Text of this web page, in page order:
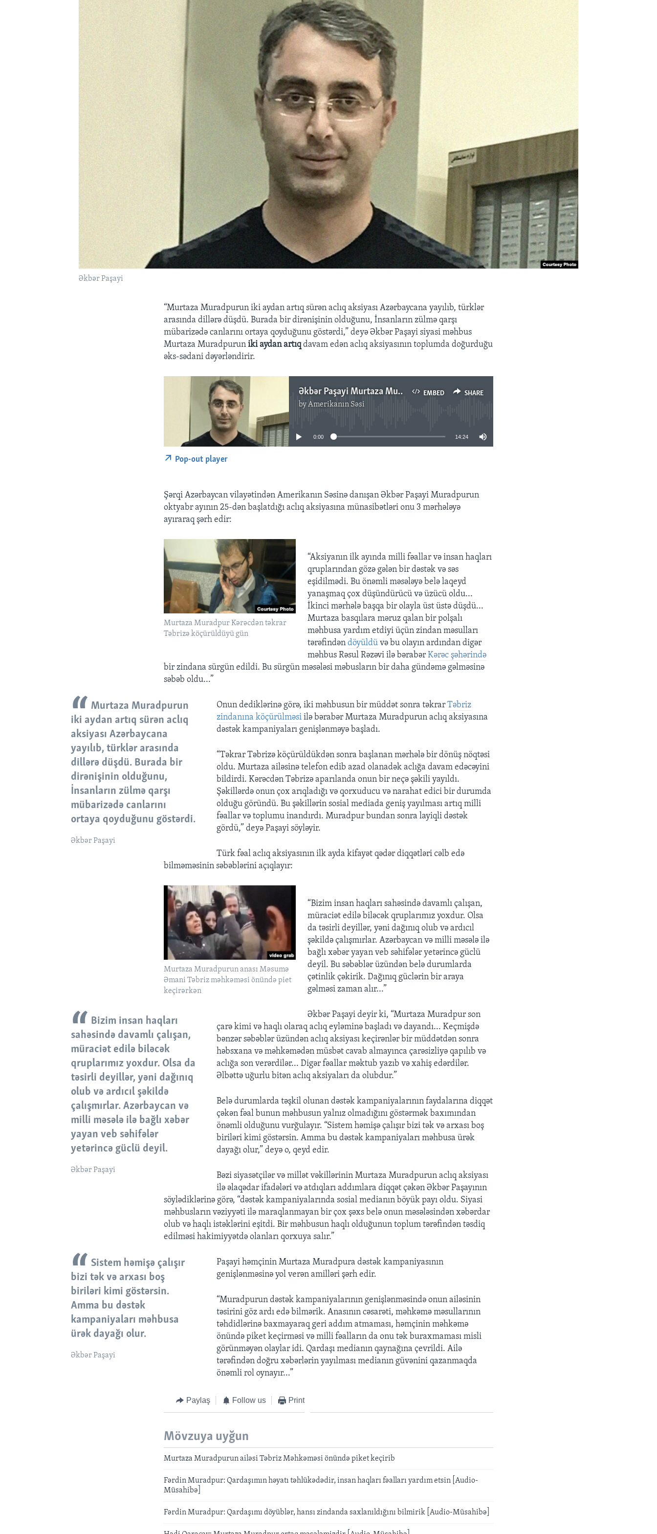
Əkbər Paşayi
“Murtaza Muradpurun iki aydan artıq sürən aclıq aksiyası Azərbaycana yayılıb, türklər
arasında dillərə düşdü. Burada bir dirənişinin olduğunu, İnsanların zülmə qarşı
mübarizədə canlarını ortaya qoyduğunu göstərdi,” deyə Əkbər Paşayi siyasi məhbus
Murtaza Muradpuruniki aydan artıq davam edən aclıq aksiyasının toplumda doğurduğu
əks-sədani dəyərləndirir.
EMBED SHARE
Əkbər Paşayi Murtaza Muradpura dəstək aksiyaları haqda danışır
byAmerikanın Səsi
No media source currently available
0:00 14:24
Pop-out player
Şərqi Azərbaycan vilayətindən Amerikanın Səsinə danışan Əkbər Paşayi Muradpurun
oktyabr ayının 25-dən başlatdığı aclıq aksiyasına münasibətləri onu 3 mərhələyə
ayıraraq şərh edir:
Murtaza Muradpur Kərəcdən təkrar
Təbrizə köçürüldüyü gün
“Aksiyanın ilk ayında milli fəallar və insan haqları
qruplarından gözə gələn bir dəstək və səs
eşidilmədi. Bu önəmli məsələyə belə laqeyd
yanaşmaq çox düşündürücü və üzücü oldu...
İkinci mərhələ başqa bir olayla üst üstə düşdü...
Murtaza basqılara məruz qalan bir polşalı
məhbusa yardım etdiyi üçün zindan məsulları
tərəfindən döyüldüvə bu olayın ardından digər
məhbus Rəsul Rəzəvi ilə bərabər Kərəc şəhərində
bir zindana sürgün edildi. Bu sürgün məsələsi məbusların bir daha gündəmə gəlməsinə
səbəb oldu...”
Murtaza Muradpurun
iki aydan artıq sürən aclıq
aksiyası Azərbaycana
yayılıb, türklər arasında
dillərə düşdü. Burada bir
dirənişinin olduğunu,
İnsanların zülmə qarşı
mübarizədə canlarını
ortaya qoyduğunu göstərdi.
Əkbər Paşayi
Onun dediklərinə görə, iki məhbusun bir müddət sonra təkrar Təbriz
zindanına köçürülməsiilə bərabər Murtaza Muradpurun aclıq aksiyasına
dəstək kampaniyaları genişlənməyə başladı.
“Təkrar Təbrizə köçürüldükdən sonra başlanan mərhələ bir dönüş nöqtəsi
oldu. Murtaza ailəsinə telefon edib azad olanadək aclığa davam edəcəyini
bildirdi. Kərəcdən Təbrizə aparılanda onun bir neçə şəkili yayıldı.
Şəkillərdə onun çox arıqladığı və qorxuducu və narahat edici bir durumda
olduğu göründü. Bu şəkillərin sosial mediada geniş yayılması artıq milli
fəallar və toplumu inandırdı. Muradpur bundan sonra layiqli dəstək
gördü,” deyə Paşayi söyləyir.
Türk fəal aclıq aksiyasının ilk ayda kifayət qədər diqqətləri cəlb edə
bilməməsinin səbəblərini açıqlayır:
Murtaza Muradpurun anası Məsumə
Əmani Təbriz məhkəməsi önündə piet
keçirərkən
“Bizim insan haqları sahəsində davamlı çalışan,
müraciət edilə biləcək qruplarımız yoxdur. Olsa
da təsirli deyillər, yəni dağınıq olub və ardıcıl
şəkildə çalışmırlar. Azərbaycan və milli məsələ ilə
bağlı xəbər yayan veb səhifələr yetərincə güclü
deyil. Bu səbəblər üzündən belə durumlarda
çətinlik çəkirik. Dağınıq güclərin bir araya
gəlməsi zaman alır...”
Bizim insan haqları
sahəsində davamlı çalışan,
müraciət edilə biləcək
qruplarımız yoxdur. Olsa da
təsirli deyillər, yəni dağınıq
olub və ardıcıl şəkildə
çalışmırlar. Azərbaycan və
milli məsələ ilə bağlı xəbər
yayan veb səhifələr
yetərincə güclü deyil.
Əkbər Paşayi
Əkbər Paşayi deyir ki, “Murtaza Muradpur son
çarə kimi və haqlı olaraq aclıq eyləminə başladı və dayandı... Keçmişdə
bənzər səbəblər üzündən aclıq aksiyası keçirənlər bir müddətdən sonra
həbsxana və məhkəmədən müsbət cavab almayınca çarəsizliyə qapılıb və
aclığa son verərdilər... Digər fəallar məktub yazıb və xahiş edərdilər.
Əlbəttə uğurlu bitən aclıq aksiyaları da olubdur.”
Belə durumlarda təşkil olunan dəstək kampaniyalarının faydalarına diqqət
çəkən fəal bunun məhbusun yalnız olmadığını göstərmək baxımından
önəmli olduğunu vurğulayır. “Sistem həmişə çalışır bizi tək və arxası boş
biriləri kimi göstərsin. Amma bu dəstək kampaniyaları məhbusa ürək
dayağı olur,” deyə o, qeyd edir.
Bəzi siyasətçilər və millət vəkillərinin Murtaza Muradpurun aclıq aksiyası
ilə əlaqədar ifadələri və atdıqları addımlara diqqət çəkən Əkbər Paşayının
söylədiklərinə görə, “dəstək kampaniyalarında sosial medianın böyük payı oldu. Siyasi
məhbusların vəziyyəti ilə maraqlanmayan bir çox şəxs belə onun məsələsindən xəbərdar
olub və haqlı istəklərini eşitdi. Bir məhbusun haqlı olduğunun toplum tərəfindən təsdiq
edilməsi hakimiyyətdə olanları qorxuya salır.”
Sistem həmişə çalışır
bizi tək və arxası boş
biriləri kimi göstərsin.
Amma bu dəstək
kampaniyaları məhbusa
ürək dayağı olur.
Əkbər Paşayi
Paşayi həmçinin Murtaza Muradpura dəstək kampaniyasının
genişlənməsinə yol verən amilləri şərh edir.
“Muradpurun dəstək kampaniyalarının genişlənməsində onun ailəsinin
təsirini göz ardı edə bilmərik. Anasının cəsarəti, məhkəmə məsullarının
təhdidlərinə baxmayaraq geri addım atmaması, həmçinin məhkəmə
önündə piket keçirməsi və milli fəalların da onu tək buraxmaması misli
görünməyən olaylar idi. Qardaşı medianın qaynağına çevrildi. Ailə
tərəfindən doğru xəbərlərin yayılması medianın güvənini qazanmaqda
önəmli rol oynayır...”
Paylaş Follow us Print
Mövzuya uyğun
Murtaza Muradpurun ailəsi Təbriz Məhkəməsi önündə piket keçirib
Fərdin Muradpur: Qardaşımın həyatı təhlükədədir, insan haqları fəalları yardım etsin [Audio-
Müsahibə]
Fərdin Muradpur: Qardaşımı döyüblər, hansı zindanda saxlanıldığını bilmirik [Audio-Müsahibə]